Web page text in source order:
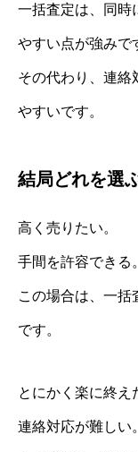
一括査定は、同時
やすい点が強みで
その代わり、連絡
やすいです。
結局どれを選
高く売りたい。
手間を許容できる。
この場合は、一括
です。
とにかく楽に終え
連絡対応が難しい。